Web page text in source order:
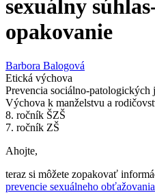
sexuálny
opakovanie
Barbora Balogová
Etická výchova
Prevencia sociálno-patologických
Výchova k manželstvu a
8. ročník ŠZŠ
7. ročník ZŠ
Ahojte,
teraz si môžete zopakovať
prevencie sexuálneho obťažovania